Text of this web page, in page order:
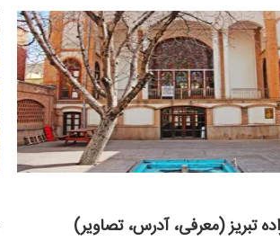
تبریز (معرفی، آدرس، تصاویر)